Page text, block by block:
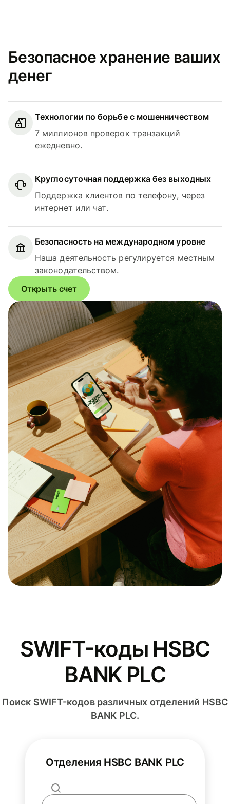
Безопасное хранение ваших
денег
Технологии по борьбе с мошенничеством
7 миллионов проверок транзакций
ежедневно.
Круглосуточная поддержка без выходных
Поддержка клиентов по телефону, через
интернет или чат.
Безопасность на международном уровне
Наша деятельность регулируется местным
законодательством.
Открыть счет
SWIFT-коды HSBC
BANK PLC
Поиск SWIFT-кодов различных отделений HSBC
BANK PLC.
Отделения HSBC BANK PLC